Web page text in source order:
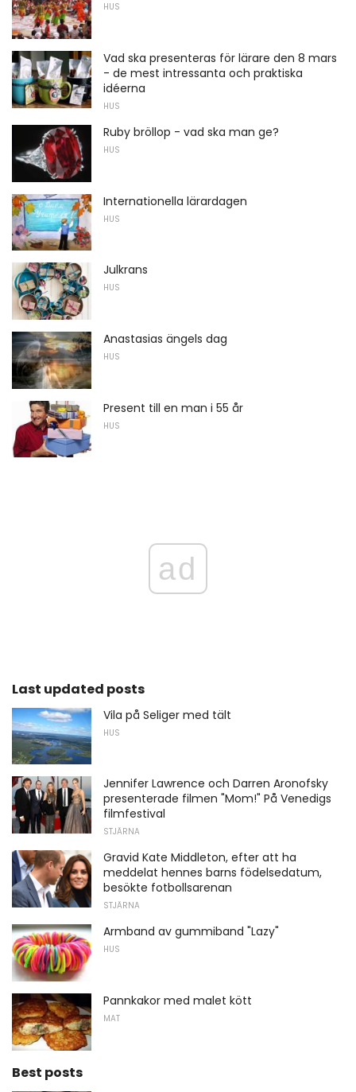
HUS
Vad ska presenteras för lärare den 8 mars
- de mest intressanta och praktiska
idéerna
HUS
Ruby bröllop - vad ska man ge?
HUS
Internationella lärardagen
HUS
Julkrans
HUS
Anastasias ängels dag
HUS
Present till en man i 55 år
HUS
ad
Last updated posts
Vila på Seliger med tält
HUS
Jennifer Lawrence och Darren Aronofsky
presenterade filmen "Mom!" På Venedigs
filmfestival
STJÄRNA
Gravid Kate Middleton, efter att ha
meddelat hennes barns födelsedatum,
besökte fotbollsarenan
STJÄRNA
Armband av gummiband "Lazy"
HUS
Pannkakor med malet kött
MAT
Best posts